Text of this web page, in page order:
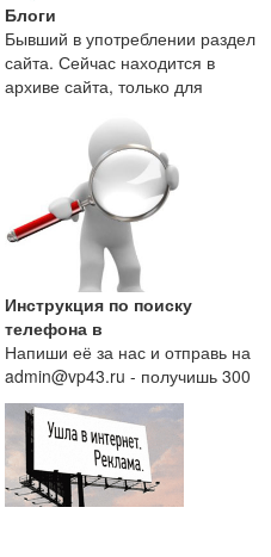
Блоги
Бывший в употреблении раздел
сайта. Сейчас находится в
архиве сайта, только для
Инструкция по поиску
телефона в
Напиши её за нас и отправь на
admin@vp43.ru - получишь 300
рублей.